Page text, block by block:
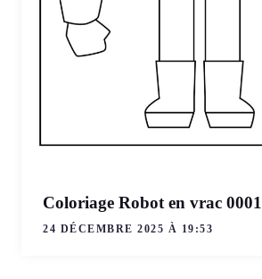
Coloriage Robot en vrac 0001
24 DÉCEMBRE 2025 À 19:53